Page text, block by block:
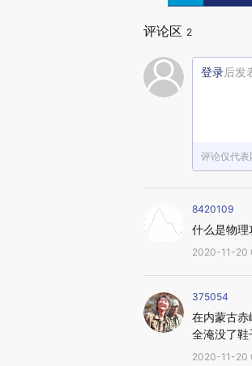
评论区 2
登录后发
评论仅代
8420109
什么是物
2020-11-20
375054
在内蒙古赤
全淹没了
2020-11-20